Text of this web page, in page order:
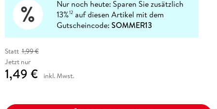
Nur noch heute: Sparen Sie zusätzlich
13%12 auf diesen Artikel mit dem
Gutscheincode:SOMMER13
Statt 1,99 €
Jetzt nur
1,49 € inkl. Mwst.